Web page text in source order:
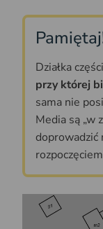
Działka
przy której
sama nie
Media są „w
doprowadzić